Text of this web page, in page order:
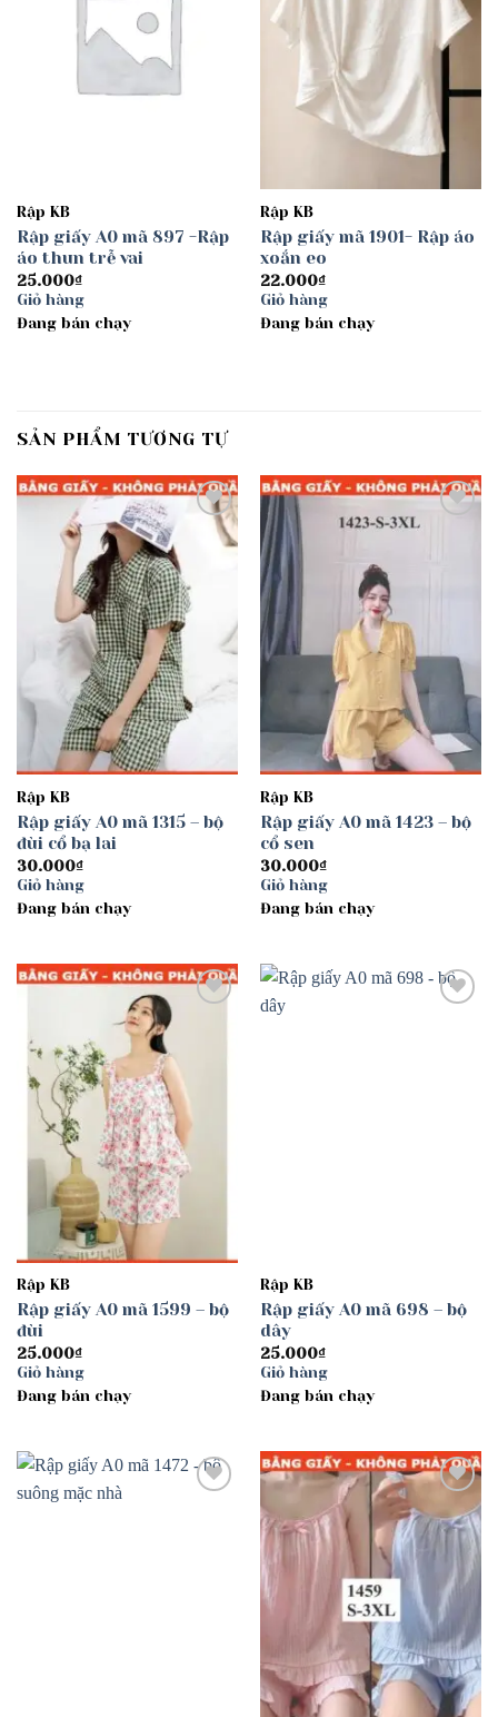
Rập KB
Rập giấy A0 mã 897 -Rập
áo thun trễ vai
25.000₫
Giỏ hàng
Đang bán chạy
Rập KB
Rập giấy mã 1901- Rập áo
xoắn eo
22.000₫
Giỏ hàng
Đang bán chạy
SẢN PHẨM TƯƠNG TỰ
Add to
wishlist
Rập KB
Rập giấy A0 mã 1315 – bộ
đùi cổ bạ lai
30.000₫
Giỏ hàng
Đang bán chạy
Add to
Rập KB
Rập giấy A0 mã 1423 – bộ
cổ sen
30.000₫
Giỏ hàng
Đang bán chạy
Rập KB
Rập giấy A0 mã 1599 – bộ
đùi
25.000₫
Giỏ hàng
Đang bán chạy
Rập KB
Rập giấy A0 mã 698 – bộ
dây
25.000₫
Giỏ hàng
Đang bán chạy
wishlist